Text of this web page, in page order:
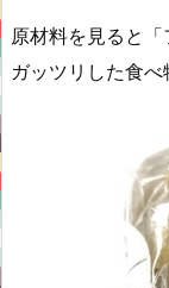
原材料を見ると「
ガッツリした食べ